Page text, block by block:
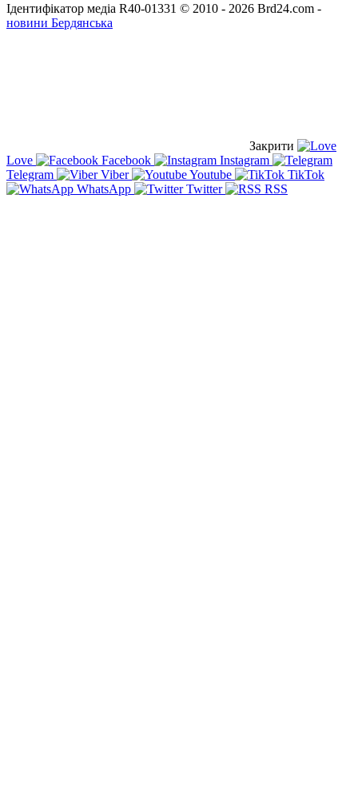
Ідентифікатор медіа R40-01331 © 2010 - 2026 Brd24.com -
новини Бердянська
Закрити
Love
Facebook
Instagram
Telegram
Viber Youtube
TikTok
WhatsApp
Twitter RSS